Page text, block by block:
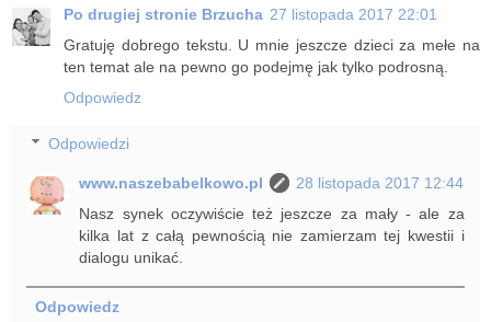
Po drugiej stronie Brzucha 27 listopada 2017 22:01
Gratuję dobrego tekstu. U mnie jeszcze dzieci za mełe na
ten temat ale na pewno go podejmę jak tylko podrosną.
Odpowiedz
Odpowiedzi
www.naszebabelkowo.pl
28 listopada 2017 12:44
Nasz synek oczywiście też jeszcze za mały - ale za
kilka lat z całą pewnością nie zamierzam tej kwestii i
dialogu unikać.
Odpowiedz